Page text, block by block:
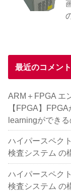
最近のコメント
ARM＋FPGA エ
【FPGA】
learningができる
ハイパースペク
検査システム の
ハイパースペク
検査システム の